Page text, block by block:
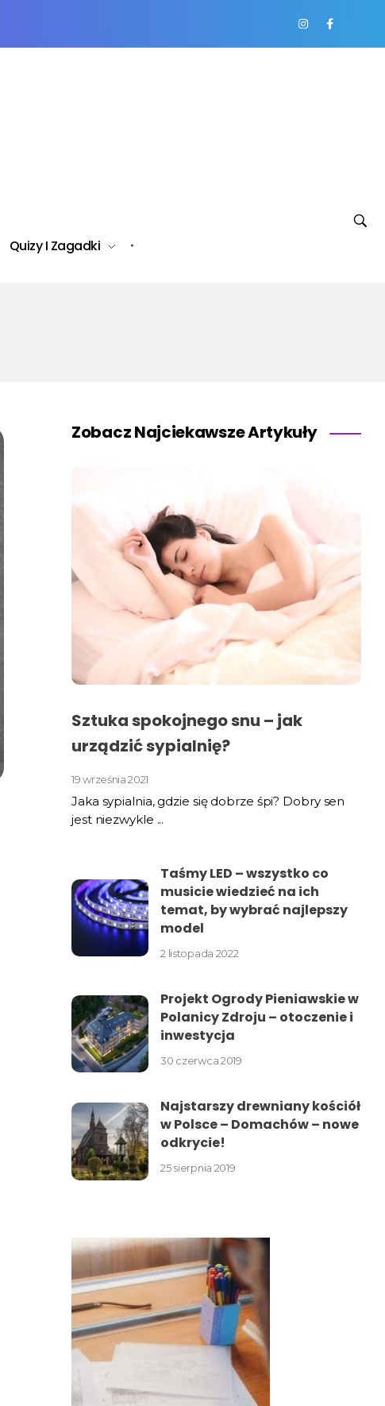
Quizy I Zagadki
Zobacz Najciekawsze Artykuły
Sztuka spokojnego snu – jak
urządzić sypialnię?
19 września 2021
Jaka sypialnia, gdzie się dobrze śpi? Dobry sen
jest niezwykle ...
Taśmy LED – wszystko co
musicie wiedzieć na ich
temat, by wybrać najlepszy
model
2 listopada 2022
Projekt Ogrody Pieniawskie w
Polanicy Zdroju – otoczenie i
inwestycja
30 czerwca 2019
Najstarszy drewniany kościół
w Polsce – Domachów – nowe
odkrycie!
25 sierpnia 2019